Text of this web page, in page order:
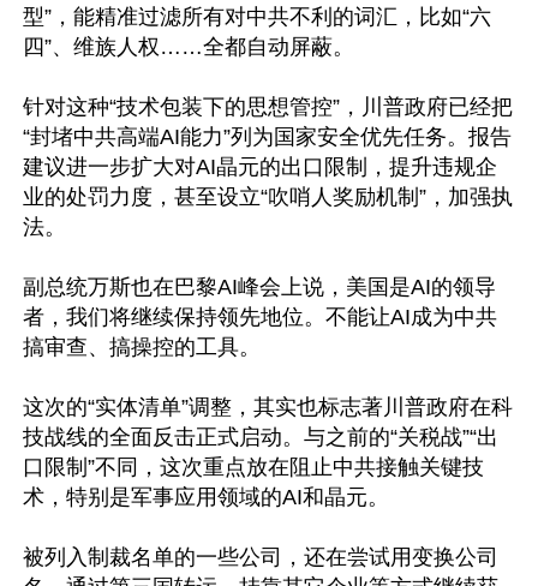
型”，能精准过滤所有对中共不利的词汇，比如“六
四”、维族人权……全都自动屏蔽。
针对这种“技术包装下的思想管控”，川普政府已经把
“封堵中共高端AI能力”列为国家安全优先任务。报告
建议进一步扩大对AI晶元的出口限制，提升违规企
业的处罚力度，甚至设立“吹哨人奖励机制”，加强执
法。
副总统万斯也在巴黎AI峰会上说，美国是AI的领导
者，我们将继续保持领先地位。不能让AI成为中共
搞审查、搞操控的工具。​
这次的“实体清单”调整，其实也标志著川普政府在科
技战线的全面反击正式启动。与之前的“关税战”“出
口限制”不同，这次重点放在阻止中共接触关键技
术，特别是军事应用领域的AI和晶元。
被列入制裁名单的一些公司，还在尝试用变换公司